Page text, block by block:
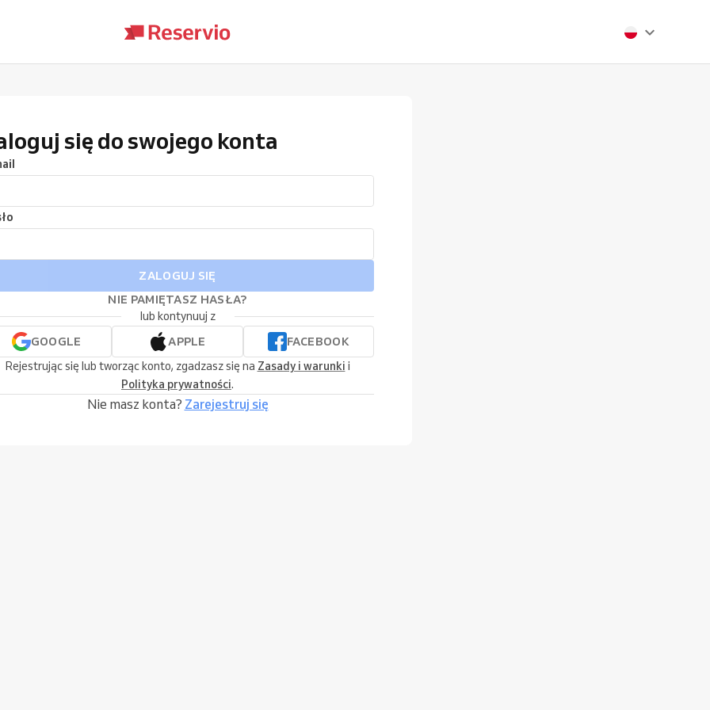
się do swojego konta
ZALOGUJ SIĘ
NIE PAMIĘTASZ HASŁA?
lub kontynuuj z
GOOGLE
APPLE
FACEBOOK
Rejestrując się lub tworząc konto, zgadzasz się na Zasady i warunki i
Polityka prywatności.
Nie masz konta? Zarejestruj się